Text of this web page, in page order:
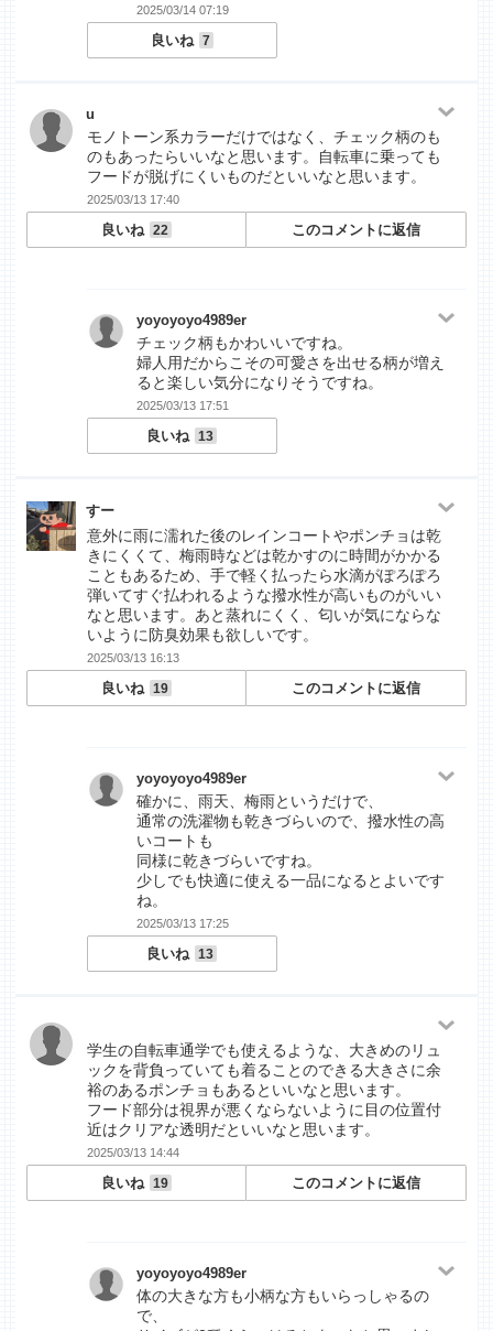
2025/03/14 07:19
良いね 7
u
モノトーン系カラーだけではなく、チェック柄のも
のもあったらいいなと思います。自転車に乗っても
フードが脱げにくいものだといいなと思います。
2025/03/13 17:40
良いね 22 このコメントに返信
yoyoyoyo4989er
チェック柄もかわいいですね。
婦人用だからこその可愛さを出せる柄が増え
ると楽しい気分になりそうですね。
2025/03/13 17:51
良いね 13
すー
意外に雨に濡れた後のレインコートやポンチョは乾
きにくくて、梅雨時などは乾かすのに時間がかかる
こともあるため、手で軽く払ったら水滴がぽろぽろ
弾いてすぐ払われるような撥水性が高いものがいい
なと思います。あと蒸れにくく、匂いが気にならな
いように防臭効果も欲しいです。
2025/03/13 16:13
良いね 19 このコメントに返信
yoyoyoyo4989er
確かに、雨天、梅雨というだけで、
通常の洗濯物も乾きづらいので、撥水性の高
いコートも
同様に乾きづらいですね。
少しでも快適に使える一品になるとよいです
ね。
2025/03/13 17:25
良いね 13
学生の自転車通学でも使えるような、大きめのリュ
ックを背負っていても着ることのできる大きさに余
裕のあるポンチョもあるといいなと思います。
フード部分は視界が悪くならないように目の位置付
近はクリアな透明だといいなと思います。
2025/03/13 14:44
良いね 19 このコメントに返信
yoyoyoyo4989er
体の大きな方も小柄な方もいらっしゃるの
で、